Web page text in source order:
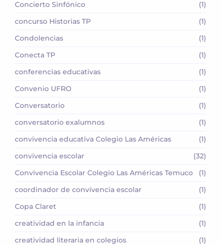
Concierto Sinfónico
(1)
concurso Historias TP
(1)
Condolencias
(1)
Conecta TP
(1)
conferencias educativas
(1)
Convenio UFRO
(1)
Conversatorio
(1)
conversatorio exalumnos
(1)
convivencia educativa Colegio Las Américas
(1)
convivencia escolar
(32)
Convivencia Escolar Colegio Las Américas Temuco
(1)
coordinador de convivencia escolar
(1)
Copa Claret
(1)
creatividad en la infancia
(1)
creatividad literaria en colegios
(1)